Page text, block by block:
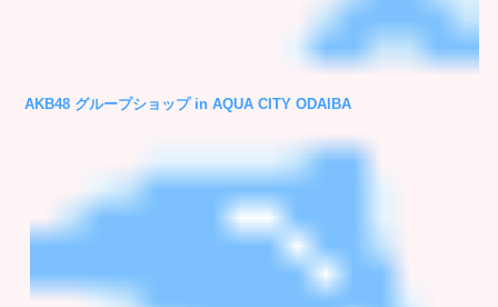
AKB48 グループショップ in AQUA CITY ODAIBA